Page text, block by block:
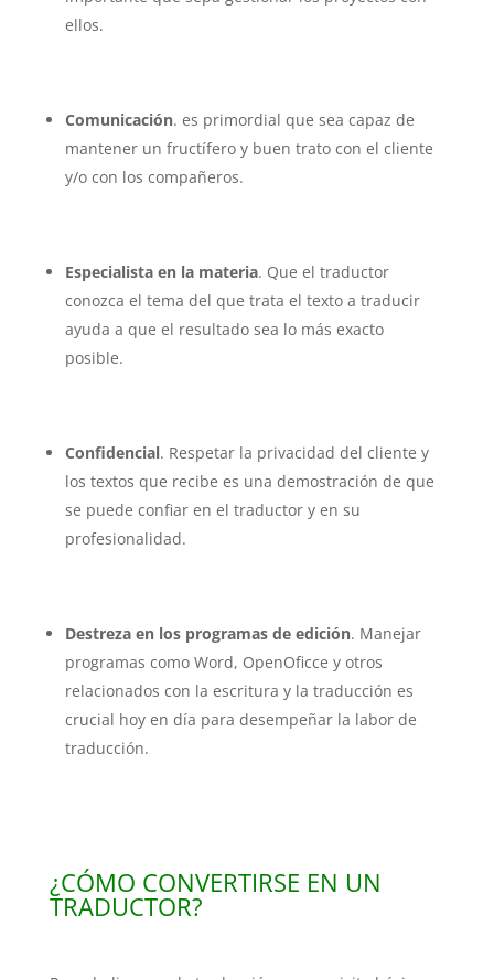
ellos.
Comunicación. es primordial que sea capaz de
mantener un fructífero y buen trato con el cliente
y/o con los compañeros.
Especialista en la materia. Que el traductor
conozca el tema del que trata el texto a traducir
ayuda a que el resultado sea lo más exacto
posible.
Confidencial. Respetar la privacidad del cliente y
los textos que recibe es una demostración de que
se puede confiar en el traductor y en su
profesionalidad.
Destreza en los programas de edición. Manejar
programas como Word, OpenOficce y otros
relacionados con la escritura y la traducción es
crucial hoy en día para desempeñar la labor de
traducción.
¿CÓMO CONVERTIRSE EN UN
TRADUCTOR?